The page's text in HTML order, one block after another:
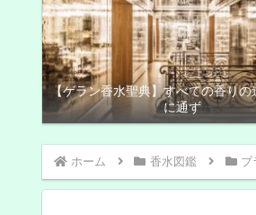
【ゲラン香水聖典】すべての香り
に通ず
ホーム 香水図鑑 ブ